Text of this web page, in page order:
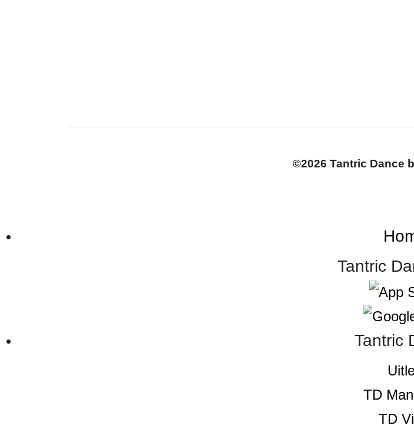
©2026 Tantric Dance
Tantric
Tantric
TD
TD